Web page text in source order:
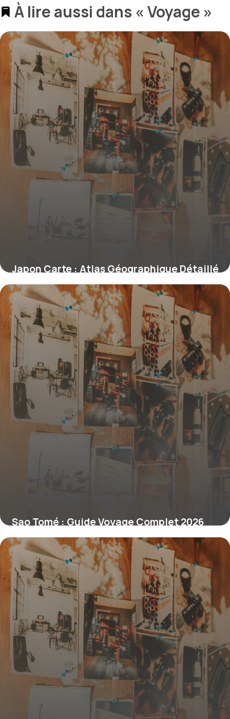
À lire aussi dans « Voyage »
Japon Carte : Atlas Géographique Détaillé
5 juillet 2026
Sao Tomé : Guide Voyage Complet 2026
1 juillet 2026